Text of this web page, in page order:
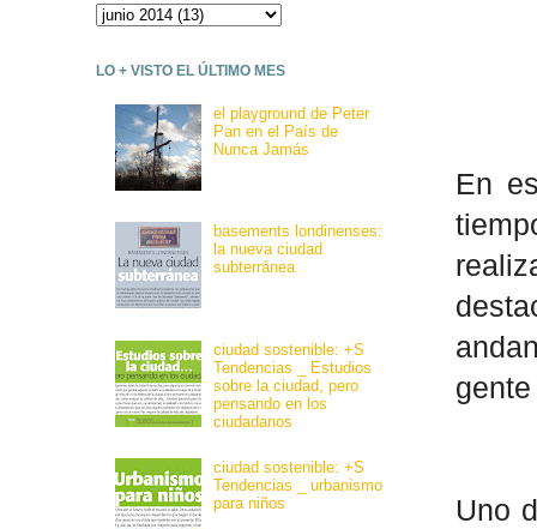
En
Uno
LO + VISTO EL ÚLTIMO MES
el playground de Peter
Pan en el País de
Nunca Jamás
basements londinenses:
la nueva ciudad
subterránea
ciudad sostenible: +S
Tendencias _ Estudios
sobre la ciudad, pero
pensando en los
ciudadanos
ciudad sostenible: +S
Tendencias _ urbanismo
para niños